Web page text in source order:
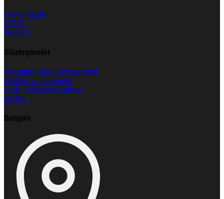
Hakkımızda
S.S.S.
İletişim
Sözleşmeler
Mesafeli Satış Sözleşmesi
Gizlilik ve Güvenlik
İade - Değişim Şartları
KVKK
İletişim